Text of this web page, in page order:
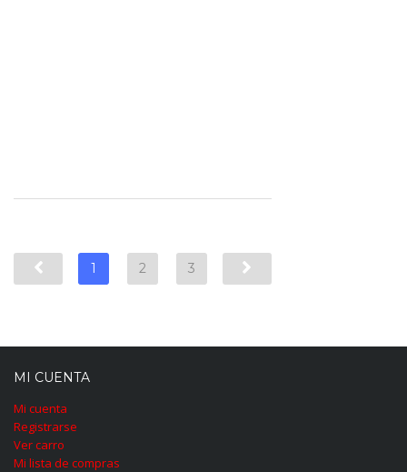
1 2 3
MI CUENTA
Mi cuenta
Registrarse
Ver carro
Mi lista de compras